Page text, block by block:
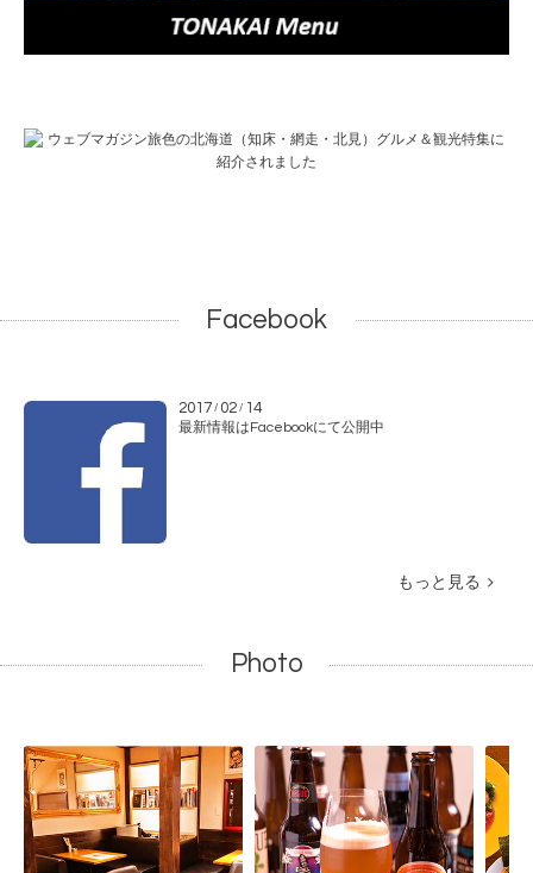
Facebook
2017 / 02 / 14
最新情報はFacebookにて公開中
もっと見る
Photo